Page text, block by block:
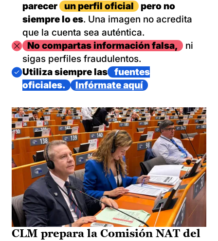
parecer
un perfil oficial
pero no
siempre lo es. Una imagen no acredita
que la cuenta sea auténtica.
ImagenNo compartas información falsa,
ni
sigas perfiles fraudulentos.
Imagen
Utiliza siempre las
fuentes
oficiales.
Infórmate aquí
CLM prepara la Comisión NAT del